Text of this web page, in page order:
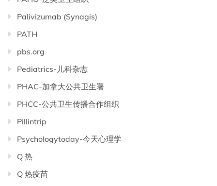
Palivizumab (Synagis)
PATH
pbs.org
Pediatrics-儿科杂志
PHAC-加拿大公共卫生署
PHCC-公共卫生传播合作组织
Pillintrip
Psychologytoday-今天心理学
Q 热
Q 热疫苗